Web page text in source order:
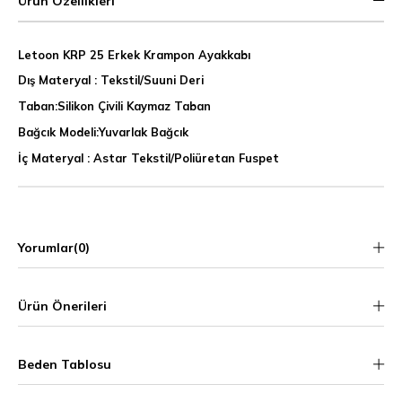
Letoon KRP 25 Erkek Krampon Ayakkabı
Dış Materyal : Tekstil/Suuni Deri
Taban:Silikon Çivili Kaymaz Taban
Bağcık Modeli:Yuvarlak Bağcık
İç Materyal : Astar Tekstil/Poliüretan Fuspet
Yorumlar(0)
Ürün Önerileri
Beden Tablosu